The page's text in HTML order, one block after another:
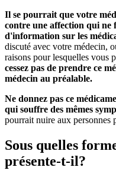
Il se pourrait que votre
contre une affection qui ne
d'information sur les
discuté avec votre médecin,
raisons pour lesquelles vous
cessez pas de prendre ce
médecin au préalable.
Ne donnez pas ce
qui souffre des mêmes
pourrait nuire aux personnes
Sous quelles
présente-t-il?